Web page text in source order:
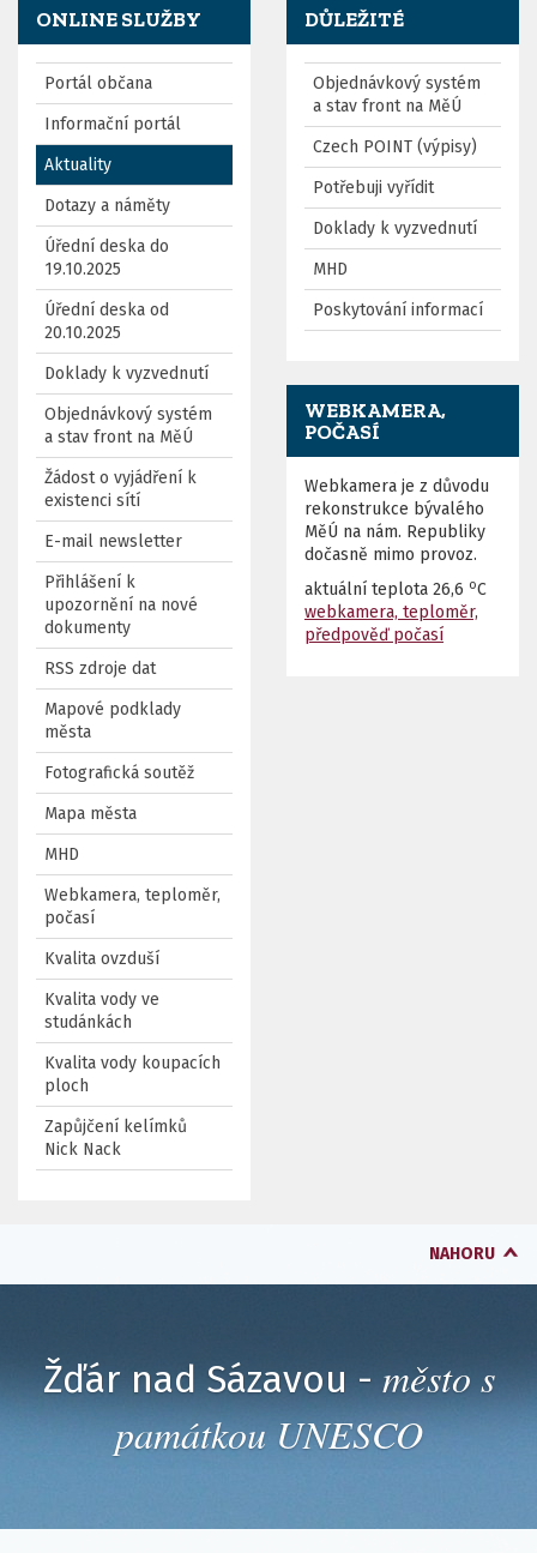
ONLINE SLUŽBY
Portál občana
Informační portál
Aktuality
Dotazy a náměty
Úřední deska do
19.10.2025
Úřední deska od
20.10.2025
Doklady k vyzvednutí
Objednávkový systém
a stav front na MěÚ
Žádost o vyjádření k
existenci sítí
E-mail newsletter
Přihlášení k
upozornění na nové
dokumenty
RSS zdroje dat
Mapové podklady
města
Fotografická soutěž
Mapa města
MHD
Webkamera, teploměr,
počasí
Kvalita ovzduší
Kvalita vody ve
studánkách
Kvalita vody koupacích
ploch
Zapůjčení kelímků
Nick Nack
DŮLEŽITÉ
Objednávkový systém
a stav front na MěÚ
Czech POINT (výpisy)
Potřebuji vyřídit
Doklady k vyzvednutí
MHD
Poskytování informací
WEBKAMERA,
POČASÍ
Webkamera je z důvodu
rekonstrukce bývalého
MěÚ na nám. Republiky
dočasně mimo provoz.
aktuální teplota 26,6 oC
webkamera, teploměr,
předpověď počasí
NAHORU
Žďár nad Sázavou - město s
památkou UNESCO